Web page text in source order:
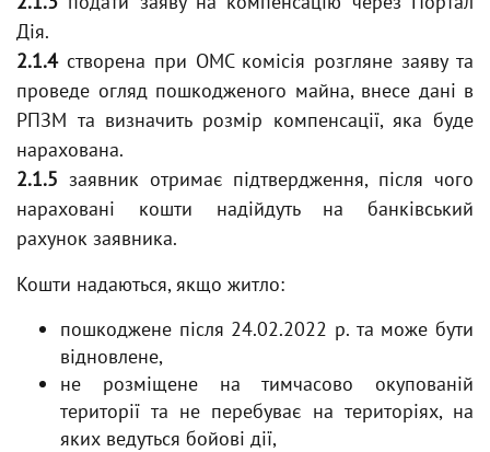
Дія.
2.1.4створена при ОМС комісія розгляне заяву та
проведе огляд пошкодженого майна, внесе дані в
РПЗМ та визначить розмір компенсації, яка буде
нарахована.
2.1.5 заявник отримає підтвердження, після чого
нараховані кошти надійдуть на банківський
рахунок заявника.
Кошти надаються, якщо житло:
пошкоджене після 24.02.2022 р. та може бути
відновлене,
не розміщене на тимчасово окупованій
території та не перебуває на територіях, на
яких ведуться бойові дії,